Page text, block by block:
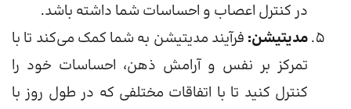
در کنترل اعصاب و احساسات شما داشته باشد.
مدیتیشن: فرآیند مدیتیشن به شما کمک می‌کند تا با
تمرکز بر نفس و آرامش ذهن، احساسات خود را
کنترل کنید تا با اتفاقات مختلفی که در طول روز با